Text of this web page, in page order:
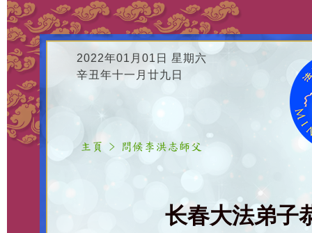
2022年01月01日 星期六
辛丑年十一月廿九日
长春大法弟子